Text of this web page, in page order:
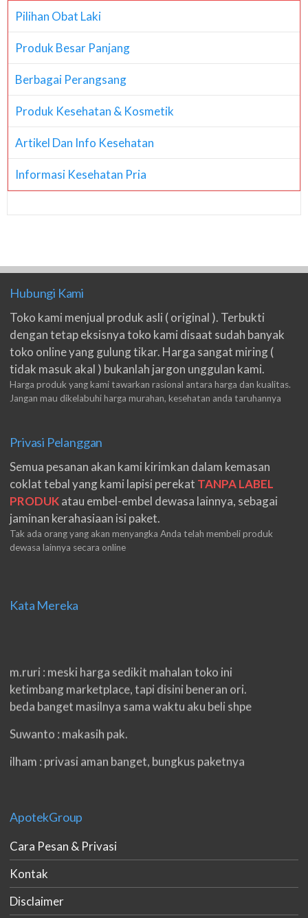
Pilihan Obat Laki
Produk Besar Panjang
Berbagai Perangsang
Produk Kesehatan & Kosmetik
Artikel Dan Info Kesehatan
Informasi Kesehatan Pria
Hubungi Kami
Toko kami menjual produk asli ( original ). Terbukti
dengan tetap eksisnya toko kami disaat sudah banyak
toko online yang gulung tikar. Harga sangat miring (
tidak masuk akal ) bukanlah jargon unggulan kami.
Harga produk yang kami tawarkan rasional antara harga dan kualitas.
Jangan mau dikelabuhi harga murahan, kesehatan anda taruhannya
Privasi Pelanggan
Semua pesanan akan kami kirimkan dalam kemasan
coklat tebal yang kami lapisi perekat TANPA LABEL
PRODUKatau embel-embel dewasa lainnya, sebagai
jaminan kerahasiaan isi paket.
Tak ada orang yang akan menyangka Anda telah membeli produk
dewasa lainnya secara online
Kata Mereka
m.ruri : meski harga sedikit mahalan toko ini
ketimbang marketplace, tapi disini beneran ori.
beda banget masilnya sama waktu aku beli shpe
Suwanto : makasih pak.
ilham : privasi aman banget, bungkus paketnya
eko padang : ko brang udh sampek, kan bru 2 hri
h.dzowi : ampuh mas kamu punya viagra, saya
kasih bintang 5 pokoknya. oh iya mas, napa tidak
jual di shopee?
ApotekGroup
Cara Pesan & Privasi
Kontak
Disclaimer